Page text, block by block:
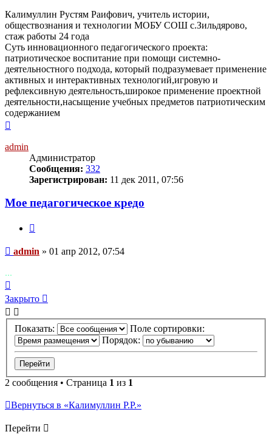
Калимуллин Рустям Раифович, учитель истории,
обществознания и технологии МОБУ СОШ с.Зильдярово,
стаж работы 24 года
Суть инновационного педагогического проекта:
патриотическое воспитание при помощи системно-
деятельностного подхода, который подразумевает применение
активных и интерактивных технологий,игровую и
рефлексивную деятельность,широкое применение проектной
деятельности,насыщение учебных предметов патриотическим
содержанием
началу
admin
Администратор
Сообщения: 332
Зарегистрирован: 11 дек 2011, 07:56
Мое педагогическое кредо
Сообщение
admin » 01 апр 2012, 07:54
...
началу
Закрыто
Показать:
Поле сортировки:
Порядок:
2 сообщения • Страница 1 из 1
Вернуться в «Калимуллин Р.Р.»
Перейти